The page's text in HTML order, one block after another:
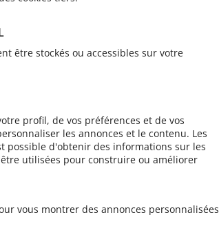
être stockés ou accessibles sur votre
profil, de vos préférences et de vos
les annonces et le contenu. Les
possible d'obtenir des informations sur les
utilisées pour construire ou améliorer
vous montrer des annonces personnalisées